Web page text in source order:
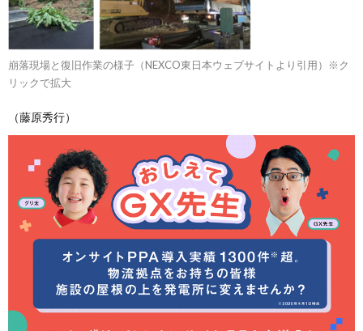
崩落現場と復旧作業の様子（NEXCO東日本ウェブサイトより引用）※ク
リックで拡大
（藤原秀行）